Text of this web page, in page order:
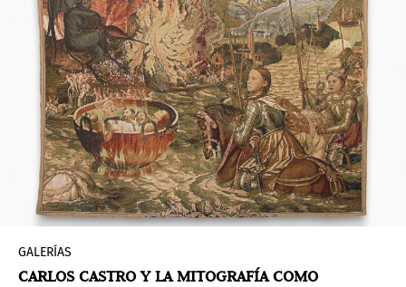
GALERÍAS
CARLOS CASTRO Y LA MITOGRAFÍA COMO